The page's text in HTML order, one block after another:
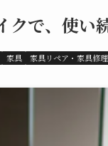
で、使い
家具 家具リペア・家具修理